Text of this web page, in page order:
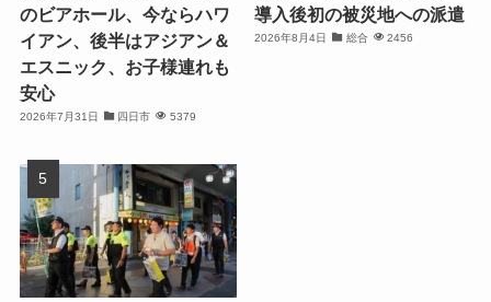
のビアホール、今ならハワ
イアン、後半はアジアン＆
エスニック、お子様連れも
安心
2026年7月31日 四日市 5379
導入後初の被災地への派遣
2026年8月4日 総合 2456